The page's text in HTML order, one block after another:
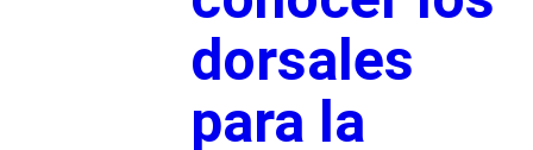
dorsales
para la